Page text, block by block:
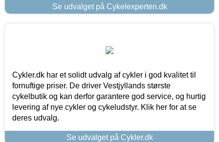
Se udvalget på Cykelexperten.dk
Cykler.dk har et solidt udvalg af cykler i god kvalitet til
fornuftige priser. De driver Vestjyllands største
cykelbutik og kan derfor garantere god service, og hurtig
levering af nye cykler og cykeludstyr. Klik her for at se
deres udvalg.
Se udvalget på Cykler.dk